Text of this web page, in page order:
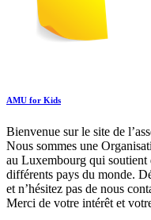
AMU for Kids
Bienvenue sur le site de
Nous sommes une
au Luxembourg qui soutient
différents pays du monde.
et n’hésitez pas de nous
Merci de votre intérêt et